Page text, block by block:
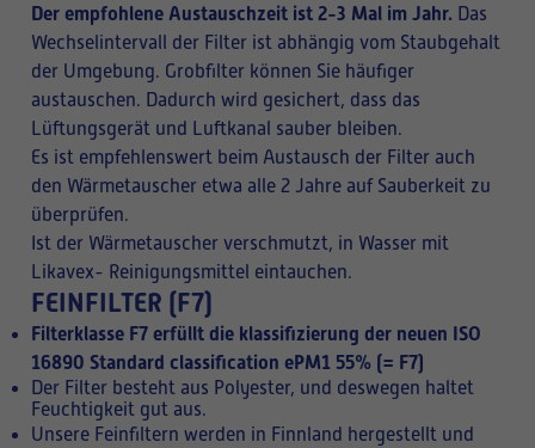
Der empfohlene Austauschzeit ist 2-3 Mal im Jahr. Das
Wechselintervall der Filter ist abhängig vom Staubgehalt
der Umgebung. Grobfilter können Sie häufiger
austauschen. Dadurch wird gesichert, dass das
Lüftungsgerät und Luftkanal sauber bleiben.
Es ist empfehlenswert beim Austausch der Filter auch
den Wärmetauscher etwa alle 2 Jahre auf Sauberkeit zu
überprüfen.
Ist der Wärmetauscher verschmutzt, in Wasser mit
Likavex- Reinigungsmittel eintauchen.
FEINFILTER (F7)
Filterklasse F7 erfüllt die klassifizierung der neuen ISO
16890 Standard classification ePM1 55% (= F7)
Der Filter besteht aus Polyester, und deswegen haltet
Feuchtigkeit gut aus.
Unsere Feinfiltern werden in Finnland hergestellt und